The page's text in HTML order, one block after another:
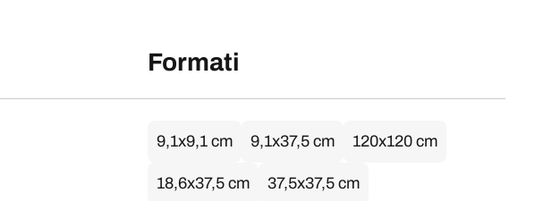
Formati
9,1x9,1 cm 9,1x37,5 cm 120x120 cm
18,6x37,5 cm 37,5x37,5 cm